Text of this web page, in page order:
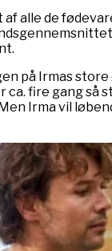
af alle de
på Irmas
ca. fire gang så
Irma vil